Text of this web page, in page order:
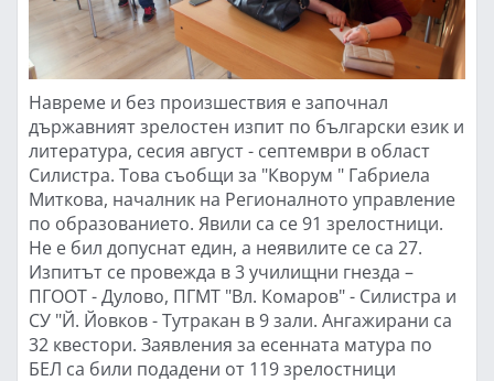
Навреме и без произшествия е започнал
държавният зрелостен изпит по български език и
литература, сесия август - септември в област
Силистра. Това съобщи за "Кворум " Габриела
Миткова, началник на Регионалното управление
по образованието. Явили са се 91 зрелостници.
Не е бил допуснат един, а неявилите се са 27.
Изпитът се провежда в 3 училищни гнезда –
ПГООТ - Дулово, ПГМТ "Вл. Комаров" - Силистра и
СУ "Й. Йовков - Тутракан в 9 зали. Ангажирани са
32 квестори. Заявления за есенната матура по
БЕЛ са били подадени от 119 зрелостници